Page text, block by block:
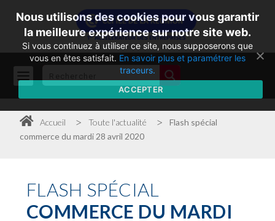
Accueil > Toute l'actualité >
Flash spécial
commerce du mardi 28 avril 2020
FLASH SPÉCIAL
COMMERCE DU MARDI
Nous utilisons des cookies pour vous garantir
la meilleure expérience sur notre site web.
Si vous continuez à utiliser ce site, nous supposerons que
vous en êtes satisfait. En savoir plus et paramétrer les
traceurs.
ACCEPTER